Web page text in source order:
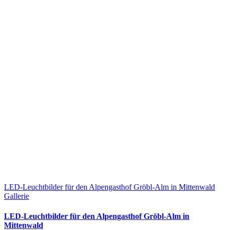
LED-Leuchtbilder für den Alpengasthof Gröbl-Alm in Mittenwald
Gallerie
LED-Leuchtbilder für den Alpengasthof Gröbl-Alm in
Mittenwald